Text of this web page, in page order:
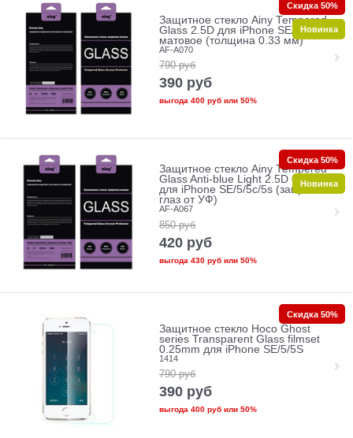
Защитное стекло Ainy Tempered
Glass 2.5D для iPhone SE/5/5c/5s
матовое (толщина 0.33 мм)
AF-A070
790 руб
390 руб
выгода 400 рубили 50%
Скидка 50%
Новинка
Защитное стекло Ainy Tempered
Glass Anti-blue Light 2.5D 0.33mm
для iPhone SE/5/5c/5s (защита
глаз от УФ)
AF-A067
850 руб
420 руб
выгода 430 рубили 50%
Скидка 50%
Новинка
Защитное стекло Hoco Ghost
series Transparent Glass filmset
0.25mm для iPhone SE/5/5S
1414
790 руб
390 руб
выгода 400 рубили 50%
Скидка 50%